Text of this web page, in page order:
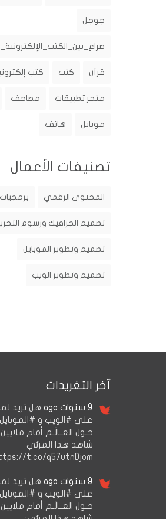
جوجل
قرآن كتب كتب
متجر تطبيقات مصاحف
موبايل هاتف
تصنيفات الأعمال
المحتوى الرقمي
تصميم الجرافيك ورسوم
تصميم وتطوير الموبايل
تصميم وتطوير الويب
آخر التغريدات
9 سنوات ago
هل تريد
على #الويب و
حـول العــالَـم أمام ملايين
شاهد هذا المرئي
t.co/q57utnDjom
9 سنوات ago
هل تريد
على #الويب و
حـول العــالَـم أمام ملايين